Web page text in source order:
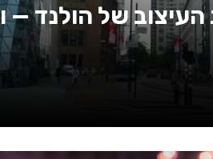
של הולנד —